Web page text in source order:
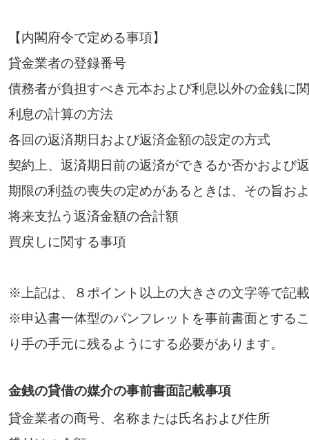
【内閣府令で定める事項】
貸金業者の登録番号
債務者が負担すべき元本および利息以外の金銭に
利息の計算の方法
各回の返済期日および返済金額の設定の方式
契約上、返済期日前の返済ができるか否かおよび
期限の利益の喪失の定めがあるときは、その旨お
将来支払う返済金額の合計額
買戻しに関する事項
※上記は、８ポイント以上の大きさの文字等で記
※申込書一体型のパンフレットを事前書面とする
り手の手元に残るようにする必要があります。
金銭の貸借の媒介の事前書面記載事項
貸金業者の商号、名称または氏名および住所